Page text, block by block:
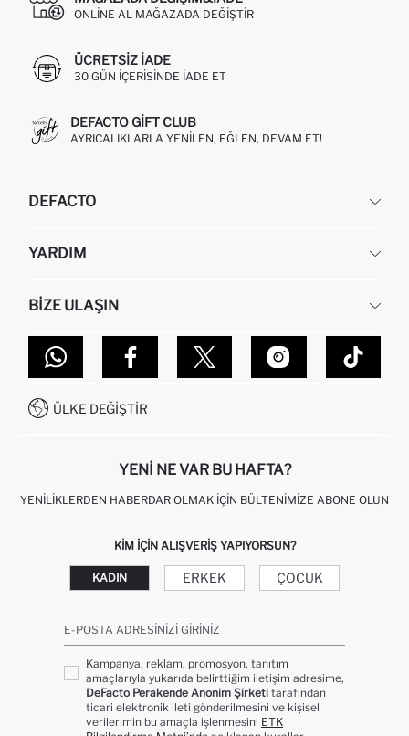
ONLINE AL MAĞAZADA DEĞIŞTIR
ÜCRETSIZ IADE
30 GÜN IÇERISINDE IADE ET
DEFACTO GIFT CLUB
AYRICALIKLARLA YENILEN, EĞLEN, DEVAM ET!
DEFACTO
HAKKIMIZDA
KURUMSAL SATIŞ
DEFACTO TEKNOLOJI
SITEMAP
YARDIM
SIPARIŞIMI NASIL TAKIP EDERIM?
NASIL İADE EDERIM?
GIFT CLUB SIKÇA SORULAN SORULAR
İŞLEM REHBERI
KAMPANYALAR
BIZE ULAŞIN
MAĞAZALARIMIZ
İLETIŞIM FORMU
0850 333 22 86
ÜLKE DEĞIŞTIR
YENI NE VAR BU HAFTA?
YENILIKLERDEN HABERDAR OLMAK İÇIN BÜLTENIMIZE ABONE OLUN
KIM IÇIN ALIŞVERIŞ YAPIYORSUN?
KADIN ERKEK ÇOCUK
E-POSTA ADRESINIZI GIRINIZ
Kampanya, reklam, promosyon, tanıtım
amaçlarıyla yukarıda belirttiğim iletişim adresime,
DeFacto Perakende Anonim Şirketi tarafından
ticari elektronik ileti gönderilmesini ve kişisel
verilerimin bu amaçla işlenmesini ETK